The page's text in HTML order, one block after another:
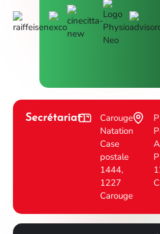
Secrétariat
Carouge
Natation
Case
postale
1444,
1227
Carouge